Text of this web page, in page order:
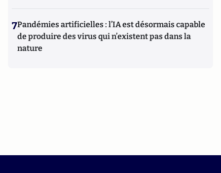
7Pandémies artificielles : l’IA est désormais capable
de produire des virus qui n’existent pas dans la
nature